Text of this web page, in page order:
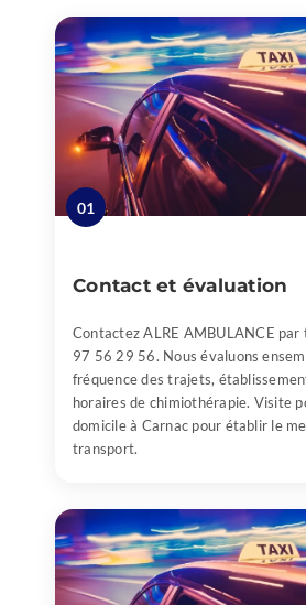
01
Contact et évaluation
Contactez ALRE AMBULANCE par
97 56 29 56. Nous évaluons
fréquence des trajets,
horaires de chimiothérapie. Visite
domicile à Carnac pour établir le
transport.